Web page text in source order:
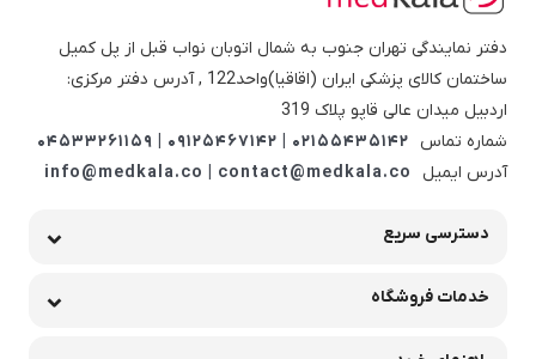
دفتر نمایندگی تهران جنوب به شمال اتوبان نواب قبل از پل کمیل
ساختمان کالای پزشکی ایران (اقاقیا)واحد122 , آدرس دفتر مرکزی:
اردبیل میدان عالی قاپو پلاک 319
شماره تماس 02155435142 | 09125467142 | 04533261159
آدرس ایمیل
info@medkala.co | contact@medkala.co
دسترسی سریع
خدمات فروشگاه